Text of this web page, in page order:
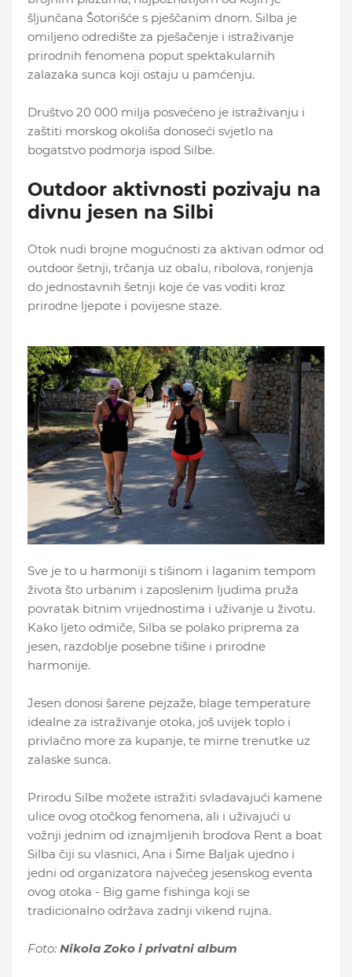
šljunčana Šotorišće s pješčanim dnom. Silba je
omiljeno odredište za pješačenje i istraživanje
prirodnih fenomena poput spektakularnih
zalazaka sunca koji ostaju u pamćenju.
Društvo 20 000 milja posvećeno je istraživanju i
zaštiti morskog okoliša donoseći svjetlo na
bogatstvo podmorja ispod Silbe.
Outdoor aktivnosti pozivaju na
divnu jesen na Silbi
Otok nudi brojne mogućnosti za aktivan odmor od
outdoor šetnji, trčanja uz obalu, ribolova, ronjenja
do jednostavnih šetnji koje će vas voditi kroz
prirodne ljepote i povijesne staze.
Sve je to u harmoniji s tišinom i laganim tempom
života što urbanim i zaposlenim ljudima pruža
povratak bitnim vrijednostima i uživanje u životu.
Kako ljeto odmiče, Silba se polako priprema za
jesen, razdoblje posebne tišine i prirodne
harmonije.
Jesen donosi šarene pejzaže, blage temperature
idealne za istraživanje otoka, još uvijek toplo i
privlačno more za kupanje, te mirne trenutke uz
zalaske sunca.
Prirodu Silbe možete istražiti svladavajući kamene
ulice ovog otočkog fenomena, ali i uživajući u
vožnji jednim od iznajmljenih brodova Rent a boat
Silba čiji su vlasnici, Ana i Šime Baljak ujedno i
jedni od organizatora najvećeg jesenskog eventa
ovog otoka - Big game fishinga koji se
tradicionalno održava zadnji vikend rujna.
Foto: Nikola Zoko i privatni album